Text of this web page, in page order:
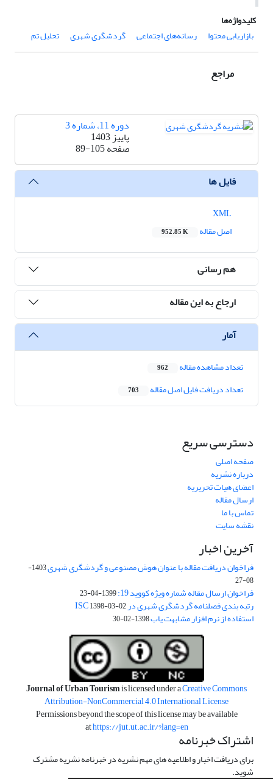
کلیدواژه‌ها
بازاریابی محتوا
رسانه‌های اجتماعی گردشگری شهری تحلیل تم
مراجع
دوره 11، شماره 3
پاییز 1403
صفحه89-105
فایل ها
اصل مقاله
952.85 K
هم رسانی
ارجاع به این مقاله
آمار
تعداد مشاهده مقاله 962
تعداد دریافت فایل اصل مقاله 703
دسترسی سریع
صفحه اصلی
درباره نشریه
اعضای هیات تحریریه
ارسال مقاله
تماس با ما
نقشه سایت
آخرین اخبار
فراخوان دریافت مقاله با عنوان هوش مصنوعی و گردشگری شهری
1403-
08-27
فراخوان ارسال مقاله شماره ویژه کووید 19: 1399-04-23
رتبه بندی فصلنامه گردشگری شهری در ISC1398-03-02
استفاده از نرم افزار مشابهت یاب1398-02-30
Journal of Urban Tourismis licensed under aCreative Commons
Attribution-NonCommercial 4.0 International License
Permissions beyond the scope of this license may be available
athttps://jut.ut.ac.ir/?lang=en
اشتراک خبرنامه
برای دریافت اخبار و اطلاعیه های مهم نشریه در خبرنامه نشریه مشترک
شوید.